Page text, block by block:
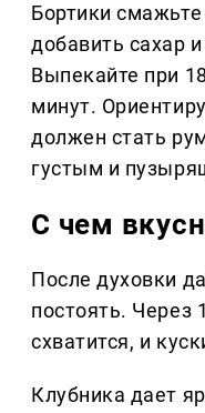
Бортики
добавить сахар
Выпекайте при
минут.
должен стать
густым и
С чем
После духовки
постоять. Через
схватится, и
Клубника дает